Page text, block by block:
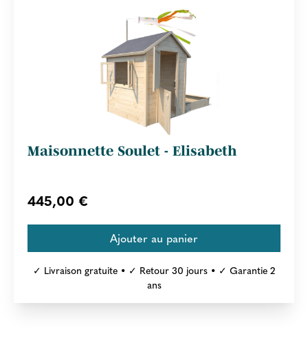
Maisonnette Soulet - Elisabeth
445,00 €
✓ Livraison gratuite • ✓ Retour 30 jours • ✓ Garantie 2
ans